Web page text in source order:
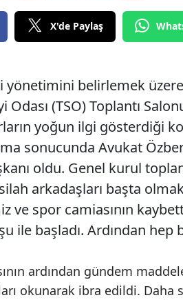
X'de Paylaş
yönetimini belirlemek
(TSO) Toplantı
yoğun ilgi gösterdiği
sonucunda Avukat
oldu. Genel kurul
arkadaşları başta
ve spor camiasının
ile başladı. Ardından hep
ardından gündem
okunarak ibra edildi. Daha